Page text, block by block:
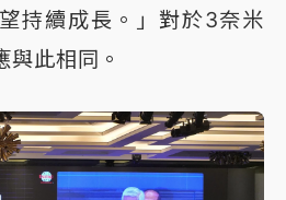
持續成長。」對於3奈米
與此相同。